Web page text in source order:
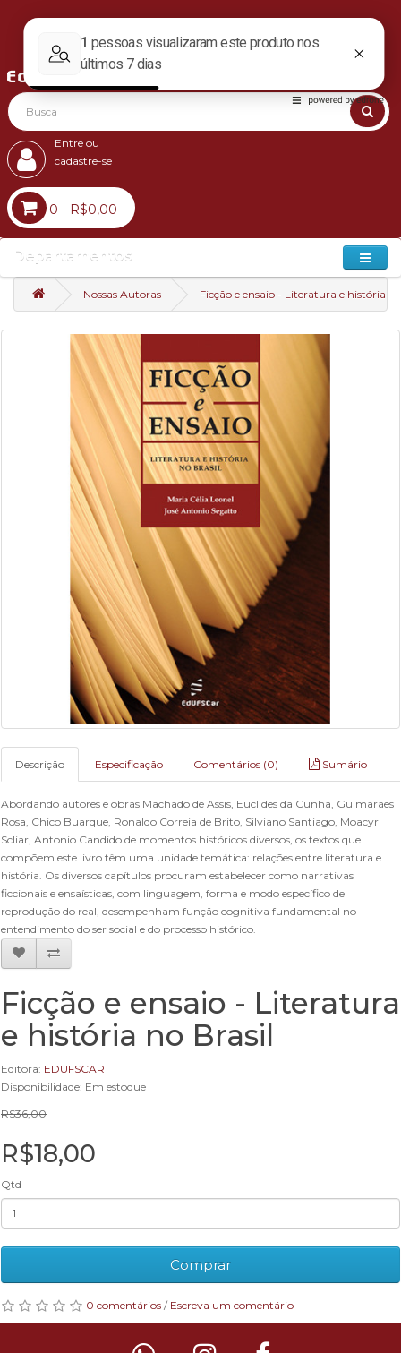
Entre ou
cadastre-se
0 - R$0,00
Departamentos
Nossas Autoras Ficção e ensaio - Literatura e história
Descrição Especificação Comentários (0) Sumário
Abordando autores e obras Machado de Assis, Euclides da Cunha, Guimarães
Rosa, Chico Buarque, Ronaldo Correia de Brito, Silviano Santiago, Moacyr
Scliar, Antonio Candido de momentos históricos diversos, os textos que
compõem este livro têm uma unidade temática: relações entre literatura e
história. Os diversos capítulos procuram estabelecer como narrativas
ficcionais e ensaísticas, com linguagem, forma e modo específico de
reprodução do real, desempenham função cognitiva fundamental no
entendimento do ser social e do processo histórico.
Ficção e ensaio - Literatura
e história no Brasil
Editora: EDUFSCAR
Disponibilidade: Em estoque
R$36,00
R$18,00
Qtd
Comprar
0 comentários / Escreva um comentário